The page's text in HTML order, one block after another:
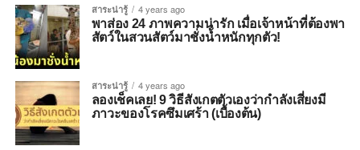
สาระน่ารู้ 4 years ago
พาส่อง 24 ภาพความน่ารัก เมื่อเจ้าหน้าที่ต้องพา
สัตว์ในสวนสัตว์มาชั่งน้ำหนักทุกตัว!
สาระน่ารู้ 4 years ago
ลองเช็คเลย! 9 วิธีสังเกตตัวเองว่ากำลังเสี่ยงมี
ภาวะของโรคซึมเศร้า (เบื้องต้น)